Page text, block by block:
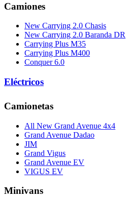
Camiones
New Carrying 2.0 Chasis
New Carrying 2.0 Baranda DR
Carrying Plus M35
Carrying Plus M400
Conquer 6.0
Eléctricos
Camionetas
All New Grand Avenue 4x4
Grand Avenue Dadao
JIM
Grand Vigus
Grand Avenue EV
VIGUS EV
Minivans